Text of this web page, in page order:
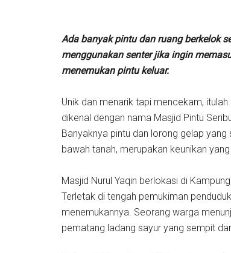
Ada banyak pintu dan ruang berkelok
menggunakan senter jika ingin
menemukan pintu keluar.
Unik dan menarik tapi mencekam,
dikenal dengan nama Masjid Pintu
Banyaknya pintu dan lorong gelap
bawah tanah, merupakan keunikan
Masjid Nurul Yaqin berlokasi di
Terletak di tengah pemukiman
menemukannya. Seorang warga
pematang ladang sayur yang sempit